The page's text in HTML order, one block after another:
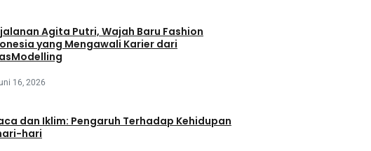
Agita Putri, Wajah Baru Fashion
yang Mengawali Karier dari
16, 2026
dan Iklim: Pengaruh Terhadap Kehidupan
hari